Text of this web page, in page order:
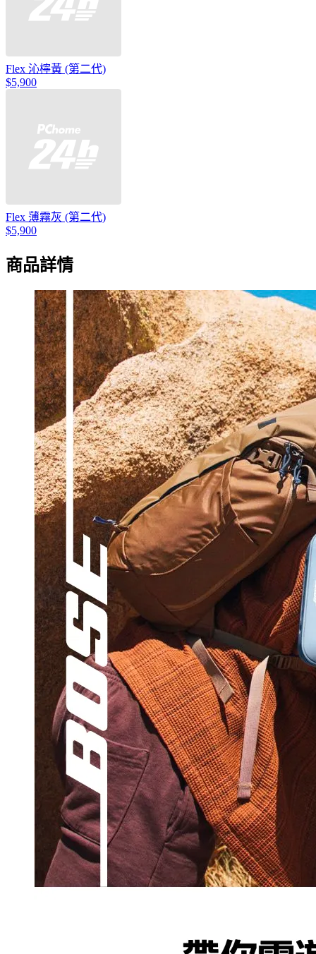
Flex 沁檸黃 (第二代)
$5,900
Flex 薄霧灰 (第二代)
$5,900
商品詳情